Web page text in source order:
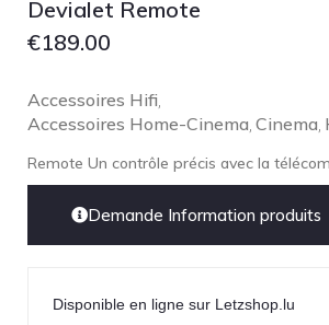
Devialet Remote
€189.00
Accessoires Hifi
Accessoires Home-Cinema Cinema
Remote Un contrôle précis avec la
Demande Information produits
Disponible en ligne sur Letzshop.lu